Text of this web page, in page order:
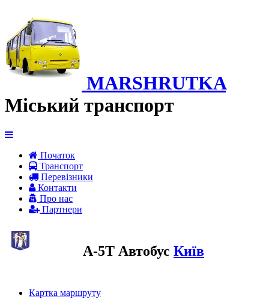
MARSHRUTKA
Міський транспорт
Початок
Транспорт
Перевiзники
Контакти
Про нас
Партнери
A-5Т Автобус Київ
Картка маршруту